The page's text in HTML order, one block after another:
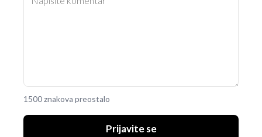
1500 znakova preostalo
Prijavite se